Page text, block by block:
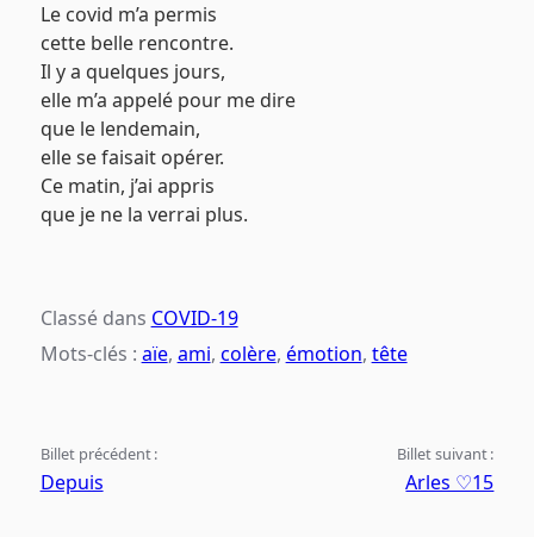
Le covid m’a permis
cette belle rencontre.
Il y a quelques jours,
elle m’a appelé pour me dire
que le lendemain,
elle se faisait opérer.
Ce matin, j’ai appris
que je ne la verrai plus.
Classé dans COVID-19
Mots-clés : aïe, ami, colère, émotion, tête
Billet précédent :
Depuis
Billet suivant :
Arles ♡15